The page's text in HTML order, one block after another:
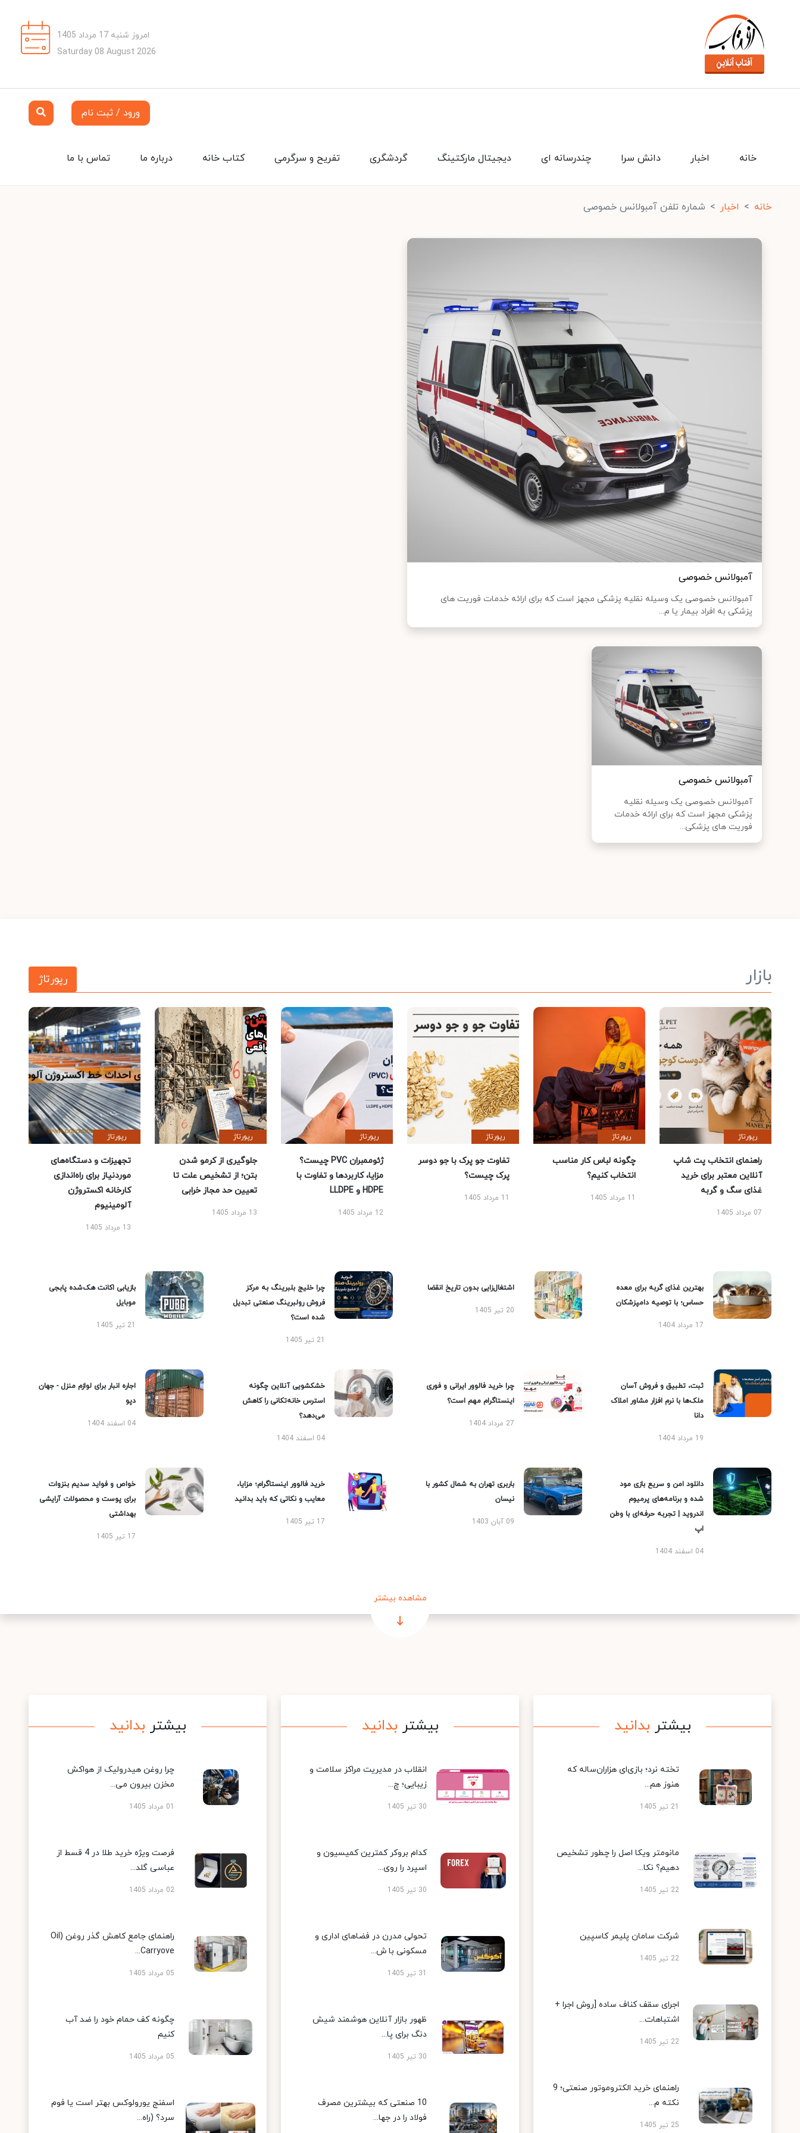
امروز شنبه 17 مرداد 1405
Saturday 08 August 2026
ورود / ثبت نام
تماس با ما درباره ما کتاب خانه تفریح و سرگرمی گردشگری دیجیتال مارکتینگ چندرسانه ای دانش سرا اخبار خانه
خانه اخبار شماره تلفن آمبولانس خصوصی
آمبولانس خصوصی
آمبولانس خصوصی یک وسیله نقلیه پزشکی مجهز است که برای ارائه خدمات فوریت های
پزشکی به افراد بیمار یا م...
آمبولانس خصوصی
آمبولانس خصوصی یک وسیله نقلیه
پزشکی مجهز است که برای ارائه خدمات
فوریت های پزشکی...
بازار رپورتاژ
رپورتاژ
راهنمای انتخاب پت شاپ
آنلاین معتبر برای خرید
غذای سگ و گربه
07 مرداد 1405
رپورتاژ
چگونه لباس کار مناسب
انتخاب کنیم؟
11 مرداد 1405
رپورتاژ
تفاوت جو پرک با جو دوسر
پرک چیست؟
11 مرداد 1405
رپورتاژ
ژئوممبران PVC چیست؟
مزایا، کاربردها و تفاوت با
HDPE و LLDPE
12 مرداد 1405
رپورتاژ
جلوگیری از کرمو شدن
بتن؛ از تشخیص علت تا
تعیین حد مجاز خرابی
13 مرداد 1405
رپورتاژ
تجهیزات و دستگاه‌های
موردنیاز برای راه‌اندازی
کارخانه اکستروژن
آلومینیوم
13 مرداد 1405
بهترین غذای گربه برای معده
حساس؛ با توصیه دامپزشکان
17 مرداد 1404
اشتغال‌زایی بدون تاریخ انقضا
20 تیر 1405
چرا خلیج بلبرینگ به مرکز
فروش رولبرینگ صنعتی تبدیل
شده است؟
21 تیر 1405
بازیابی اکانت هک‌شده پابجی
موبایل
21 تیر 1405
ثبت، تطبیق و فروش آسان
ملک‌ها با نرم افزار مشاور املاک
دانا
19 مرداد 1404
چرا خرید فالوور ایرانی و فوری
اینستاگرام مهم است؟
27 مرداد 1404
خشکشویی آنلاین چگونه
استرس خانه‌تکانی را کاهش
می‌دهد؟
04 اسفند 1404
اجاره انبار برای لوازم منزل - جهان
دپو
04 اسفند 1404
دانلود امن و سریع بازی مود
شده و برنامه‌های پرمیوم
اندروید | تجربه حرفه‌ای با وطن
اپ
04 اسفند 1404
باربری تهران به شمال کشور با
نیسان
09 آبان 1403
خرید فالوور اینستاگرام؛ مزایا،
معایب و نکاتی که باید بدانید
17 تیر 1405
خواص و فواید سدیم بنزوات
برای پوست و محصولات آرایشی
بهداشتی
17 تیر 1405
مشاهده بیشتر
بیشتر بدانید
تخته نرد؛ بازی‌ای هزاران‌ساله که
هنوز هم...
21 تیر 1405
مانومتر ویکا اصل را چطور تشخیص
دهیم؟ نکا...
22 تیر 1405
شرکت سامان پلیمر کاسپین
22 تیر 1405
اجرای سقف کناف ساده [روش اجرا +
اشتباهات...
22 تیر 1405
راهنمای خرید الکتروموتور صنعتی؛ 9
نکته م...
25 تیر 1405
بیشتر بدانید
انقلاب در مدیریت مراکز سلامت و
زیبایی؛ چ...
30 تیر 1405
کدام بروکر کمترین کمیسیون و
اسپرد را روی...
30 تیر 1405
تحولی مدرن در فضاهای اداری و
مسکونی با ش...
31 تیر 1405
ظهور بازار آنلاین هوشمند شیش
دنگ برای پا...
30 تیر 1405
10 صنعتی که بیشترین مصرف
فولاد را در جها...
بیشتر بدانید
چرا روغن هیدرولیک از هواکش
مخزن بیرون می...
01 مرداد 1405
فرصت ویژه خرید طلا در 4 قسط از
عباسی گلد...
02 مرداد 1405
راهنمای جامع کاهش گذر روغن (Oil
Carryove...
05 مرداد 1405
چگونه کف حمام خود را ضد آب
کنیم
05 مرداد 1405
اسفنج یورولوکس بهتر است یا فوم
سرد؟ (راه...